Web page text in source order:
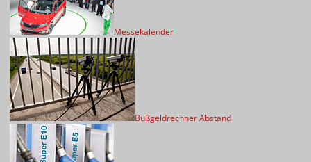
Messekalender
Bußgeldrechner Abstand